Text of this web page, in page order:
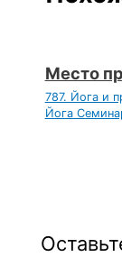
Место
787. Йога и
Йога